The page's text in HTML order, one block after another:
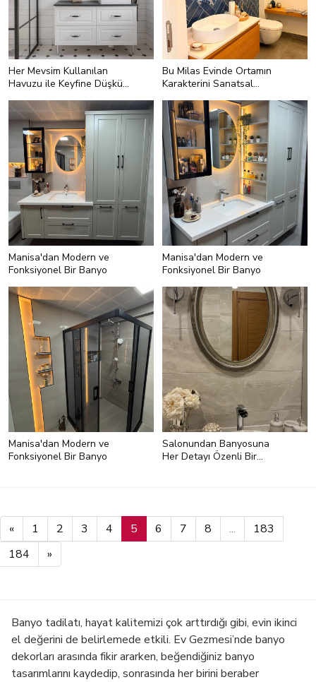
Her Mevsim Kullanılan
Havuzu ile Keyfine Düşkün
<p style="text-
align:left;">Banyonun konumu ise
tam olarak yatak odasının karşısı
olmuş. Banyonun bir köşesinde
çamaşır ve kurutma makineleri için
yer bırakılmış.</p>
Bu Milas Evinde Ortamın
Karakterini Sanatsal
Manisa'dan Modern ve
Fonksiyonel Bir Banyo
Manisa'dan Modern ve
Fonksiyonel Bir Banyo
Manisa'dan Modern ve
Fonksiyonel Bir Banyo
Salonundan Banyosuna
Her Detayı Özenli Bir
« 1 2 3 4 5 6 7 8 ...
183
184
»
Banyo tadilatı, hayat kalitemizi çok arttırdığı gibi, evin ikinci
el değerini de belirlemede etkili. Ev Gezmesi’nde banyo
dekorları arasında fikir ararken, beğendiğiniz banyo
tasarımlarını kaydedip, sonrasında her birini beraber